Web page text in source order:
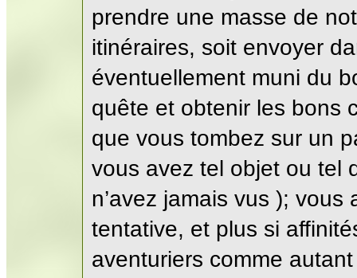
prendre une masse de
itinéraires, soit envoyer
éventuellement muni du
quête et obtenir les bons
que vous tombez sur un
vous avez tel objet ou tel
n’avez jamais vus );
tentative, et plus si
aventuriers comme